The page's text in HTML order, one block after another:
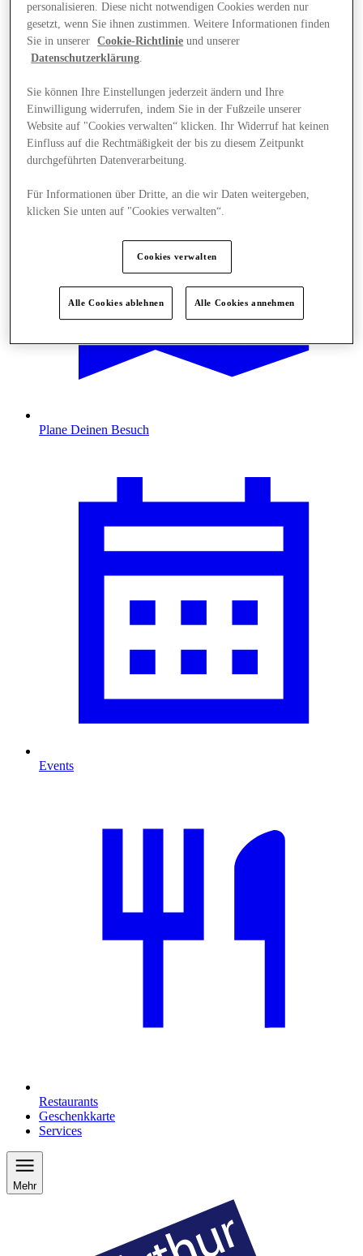
Angebote
Plane Deinen Besuch
Events
Restaurants
Geschenkkarte
Services
Mehr
personalisieren. Diese nicht notwendigen Cookies werden nur
gesetzt, wenn Sie ihnen zustimmen. Weitere Informationen finden
Sie in unserer
Cookie-Richtlinie und unserer
Datenschutzerklärung.
Sie können Ihre Einstellungen jederzeit ändern und Ihre
Einwilligung widerrufen, indem Sie in der Fußzeile unserer
Website auf "Cookies verwalten“ klicken. Ihr Widerruf hat keinen
Einfluss auf die Rechtmäßigkeit der bis zu diesem Zeitpunkt
durchgeführten Datenverarbeitung.
Für Informationen über Dritte, an die wir Daten weitergeben,
klicken Sie unten auf "Cookies verwalten“.
Cookies verwalten
Alle Cookies ablehnen Alle Cookies annehmen